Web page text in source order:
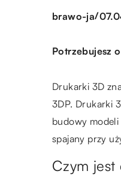
brawo-ja/
Potrzebujesz
Drukarki 3D
3DP. Drukarki
budowy modeli
spajany przy
Czym